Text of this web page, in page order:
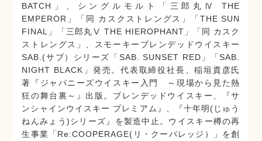
BATCH」、シングルモルト「三郎丸Ⅳ THE
EMPEROR」「同 カスクストレングス」「THE SUN
FINAL」「三郎丸Ⅴ THE HIEROPHANT」「同 カスク
ストレングス」、スモーキーブレンデッドウイスキー
SAB.(サブ）シリーズ「SAB. SUNSET RED」「SAB.
NIGHT BLACK」発売。代表取締役社長、稲垣貴彦氏
著『ジャパニーズウイスキー入門 ～現場から見た熱
狂の舞台裏～』出版。ブレンデッドウイスキー、『サ
ンシャインウイスキー プレミアム』、『十年明(じゅう
ねんみょう)シリーズ』を製造中止。ウイスキー樽の再
生事業「Re:COOPERAGE(リ・クーパレッジ）」を創